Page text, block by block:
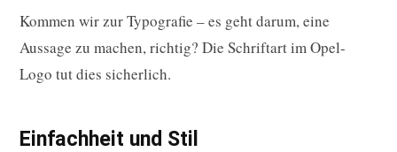
Kommen wir zur Typografie – es geht darum, eine
Aussage zu machen, richtig? Die Schriftart im Opel-
Logo tut dies sicherlich.
Einfachheit und Stil